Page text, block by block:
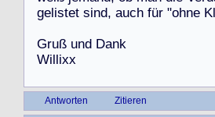
gelistet sind, auch für "ohne Kl
Gruß und Dank
Willixx
Antworten Zitieren